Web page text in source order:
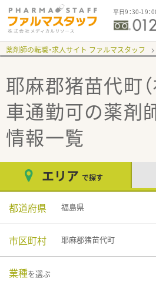
平日9：30-19：
薬剤師の転職・求人サイト ファルマスタッフ
耶麻郡猪苗代町
車通勤可の薬剤
情報一覧
エリア で探す
都道府県 福島県
市区町村 耶麻郡猪苗代町
業種を選ぶ